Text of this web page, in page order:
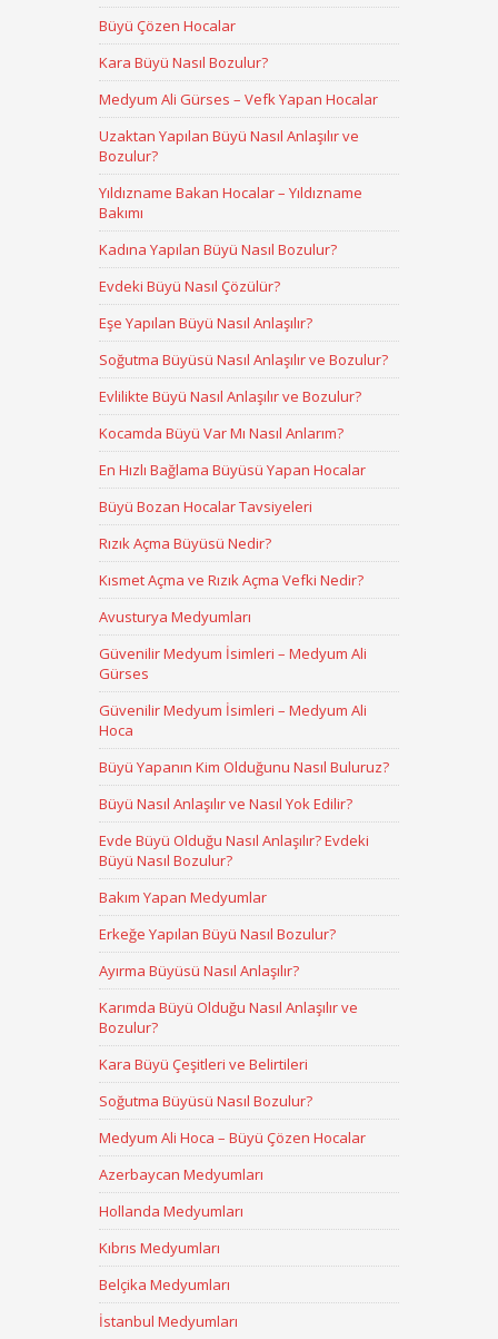
Büyü Çözen Hocalar
Kara Büyü Nasıl Bozulur?
Medyum Ali Gürses – Vefk Yapan Hocalar
Uzaktan Yapılan Büyü Nasıl Anlaşılır ve
Bozulur?
Yıldızname Bakan Hocalar – Yıldızname
Bakımı
Kadına Yapılan Büyü Nasıl Bozulur?
Evdeki Büyü Nasıl Çözülür?
Eşe Yapılan Büyü Nasıl Anlaşılır?
Soğutma Büyüsü Nasıl Anlaşılır ve Bozulur?
Evlilikte Büyü Nasıl Anlaşılır ve Bozulur?
Kocamda Büyü Var Mı Nasıl Anlarım?
En Hızlı Bağlama Büyüsü Yapan Hocalar
Büyü Bozan Hocalar Tavsiyeleri
Rızık Açma Büyüsü Nedir?
Kısmet Açma ve Rızık Açma Vefki Nedir?
Avusturya Medyumları
Güvenilir Medyum İsimleri – Medyum Ali
Gürses
Güvenilir Medyum İsimleri – Medyum Ali
Hoca
Büyü Yapanın Kim Olduğunu Nasıl Buluruz?
Büyü Nasıl Anlaşılır ve Nasıl Yok Edilir?
Evde Büyü Olduğu Nasıl Anlaşılır? Evdeki
Büyü Nasıl Bozulur?
Bakım Yapan Medyumlar
Erkeğe Yapılan Büyü Nasıl Bozulur?
Ayırma Büyüsü Nasıl Anlaşılır?
Karımda Büyü Olduğu Nasıl Anlaşılır ve
Bozulur?
Kara Büyü Çeşitleri ve Belirtileri
Soğutma Büyüsü Nasıl Bozulur?
Medyum Ali Hoca – Büyü Çözen Hocalar
Azerbaycan Medyumları
Hollanda Medyumları
Kıbrıs Medyumları
Belçika Medyumları
İstanbul Medyumları